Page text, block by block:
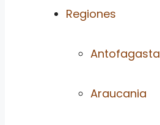
Regiones
Antofagasta
Araucania